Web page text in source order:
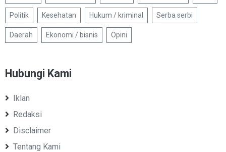
Politik Kesehatan Hukum / kriminal Serba serbi
Daerah Ekonomi / bisnis Opini
Hubungi Kami
Iklan
Redaksi
Disclaimer
Tentang Kami